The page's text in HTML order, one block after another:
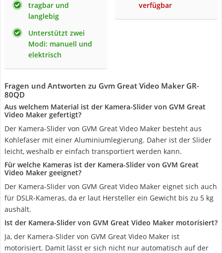
tragbar und
langlebig
Unterstützt zwei
Modi: manuell und
elektrisch
verfügbar
Fragen und Antworten zu Gvm Great Video Maker GR-
80QD
Aus welchem Material ist der Kamera-Slider von GVM Great
Video Maker gefertigt?
Der Kamera-Slider von GVM Great Video Maker besteht aus
Kohlefaser mit einer Aluminiumlegierung. Daher ist der Slider
leicht, weshalb er einfach transportiert werden kann.
Für welche Kameras ist der Kamera-Slider von GVM Great
Video Maker geeignet?
Der Kamera-Slider von GVM Great Video Maker eignet sich auch
für DSLR-Kameras, da er laut Hersteller ein Gewicht bis zu 5 kg
aushält.
Ist der Kamera-Slider von GVM Great Video Maker motorisiert?
Ja, der Kamera-Slider von GVM Great Video Maker ist
motorisiert. Damit lässt er sich nicht nur automatisch auf der